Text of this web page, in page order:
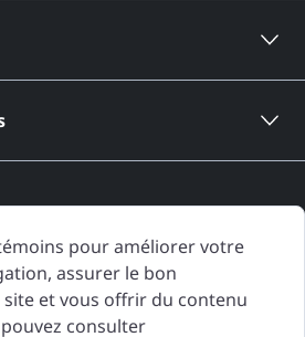
de CARFAX Canada sont basés
fournie à CARFAX Canada et disponible à
pour améliorer votre
assurer le bon
et vous offrir du contenu
consulter